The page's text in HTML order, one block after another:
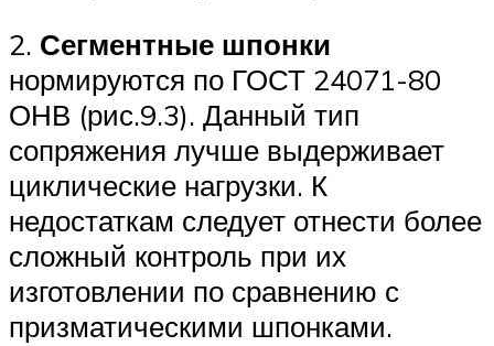
2. Сегментные шпонки
нормируются по ГОСТ 24071-80
ОНВ (рис.9.3). Данный тип
сопряжения лучше выдерживает
циклические нагрузки. К
недостаткам следует отнести более
сложный контроль при их
изготовлении по сравнению с
призматическими шпонками.